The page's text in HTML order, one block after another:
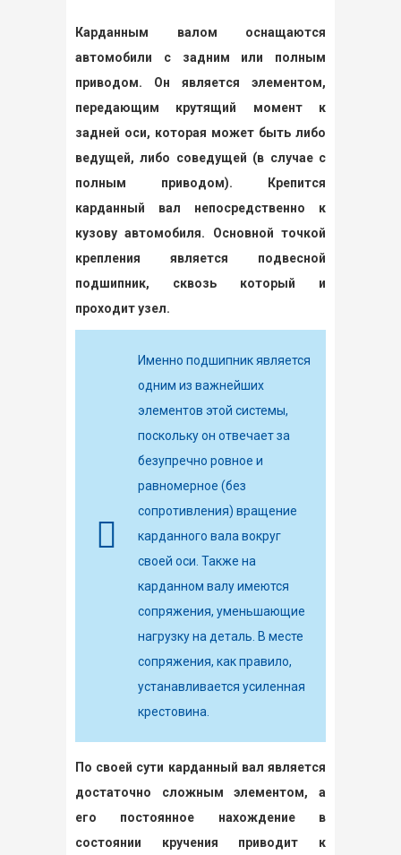
Карданным валом оснащаются
автомобили с задним или полным
приводом. Он является элементом,
передающим крутящий момент к
задней оси, которая может быть либо
ведущей, либо соведущей (в случае с
полным приводом). Крепится
карданный вал непосредственно к
кузову автомобиля. Основной точкой
крепления является подвесной
подшипник, сквозь который и
проходит узел.
Именно подшипник является
одним из важнейших
элементов этой системы,
поскольку он отвечает за
безупречно ровное и
равномерное (без
сопротивления) вращение
карданного вала вокруг
своей оси. Также на
карданном валу имеются
сопряжения, уменьшающие
нагрузку на деталь. В месте
сопряжения, как правило,
устанавливается усиленная
крестовина.
По своей сути карданный вал является
достаточно сложным элементом, а
его постоянное нахождение в
состоянии кручения приводит к